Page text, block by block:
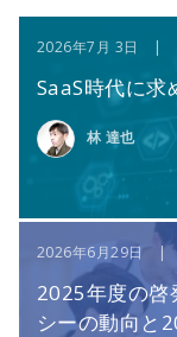
2026年7月 3日 |
SaaS時代に求
林 達也
2026年6月29日 |
2025年度の啓
シーの動向と